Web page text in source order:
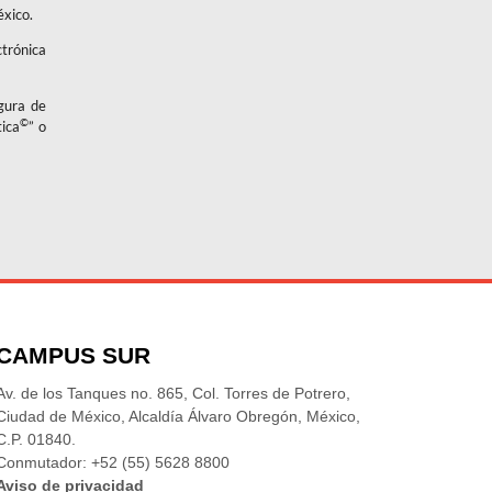
de
©” o
SUR
de los Tanques no. 865, Col. Torres de Potrero,
de México, Alcaldía Álvaro Obregón, México,
01840.
+52 (55) 5628 8800
de privacidad